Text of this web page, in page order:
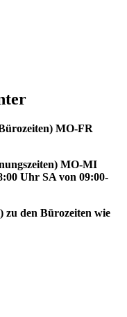
MO-FR
MO-MI
Uhr SA von 09:00-
zu den Bürozeiten wie